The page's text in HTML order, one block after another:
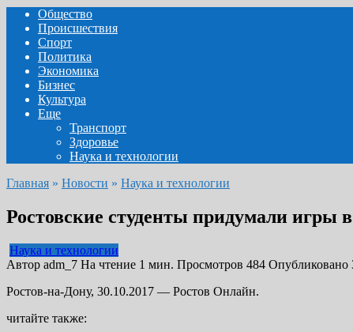
Общество
Происшествия
Спорт
Политика
Экономика
Бизнес
Культура
Еще
Транспорт
Здоровье
Наука и технологии
Главная » Новости » Наука и технологии
Ростовские студенты придумали
Наука и технологии
Автор adm_7 На чтение 1 мин. Просмотров 484 Опубликовано
Ростов-на-Дону, 30.10.2017 — Ростов Онлайн.
читайте также: